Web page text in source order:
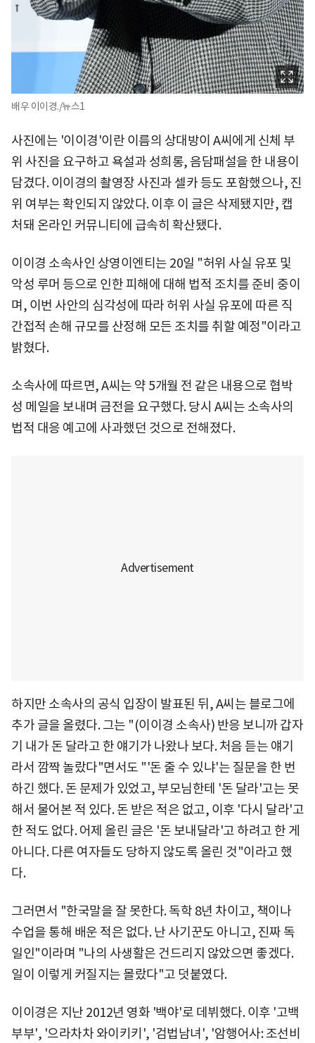
배우 이이경./뉴스1
사진에는 '이이경'이란 이름의 상대방이 A씨에게 신체 부
위 사진을 요구하고 욕설과 성희롱, 음담패설을 한 내용이
담겼다. 이이경의 촬영장 사진과 셀카 등도 포함했으나, 진
위 여부는 확인되지 않았다. 이후 이 글은 삭제됐지만, 캡
처돼 온라인 커뮤니티에 급속히 확산됐다.
이이경 소속사인 상영이엔티는 20일 "허위 사실 유포 및
악성 루머 등으로 인한 피해에 대해 법적 조치를 준비 중이
며, 이번 사안의 심각성에 따라 허위 사실 유포에 따른 직
간접적 손해 규모를 산정해 모든 조치를 취할 예정"이라고
밝혔다.
소속사에 따르면, A씨는 약 5개월 전 같은 내용으로 협박
성 메일을 보내며 금전을 요구했다. 당시 A씨는 소속사의
법적 대응 예고에 사과했던 것으로 전해졌다.
하지만 소속사의 공식 입장이 발표된 뒤, A씨는 블로그에
추가 글을 올렸다. 그는 "(이이경 소속사) 반응 보니까 갑자
기 내가 돈 달라고 한 얘기가 나왔나 보다. 처음 듣는 얘기
라서 깜짝 놀랐다"면서도 "'돈 줄 수 있냐'는 질문을 한 번
하긴 했다. 돈 문제가 있었고, 부모님한테 '돈 달라'고는 못
해서 물어본 적 있다. 돈 받은 적은 없고, 이후 '다시 달라'고
한 적도 없다. 어제 올린 글은 '돈 보내달라'고 하려고 한 게
아니다. 다른 여자들도 당하지 않도록 올린 것"이라고 했
다.
그러면서 "한국말을 잘 못한다. 독학 8년 차이고, 책이나
수업을 통해 배운 적은 없다. 난 사기꾼도 아니고, 진짜 독
일인"이라며 "나의 사생활은 건드리지 않았으면 좋겠다.
일이 이렇게 커질지는 몰랐다"고 덧붙였다.
이이경은 지난 2012년 영화 '백야'로 데뷔했다. 이후 '고백
부부', '으라차차 와이키키', '검법남녀', '암행어사: 조선비